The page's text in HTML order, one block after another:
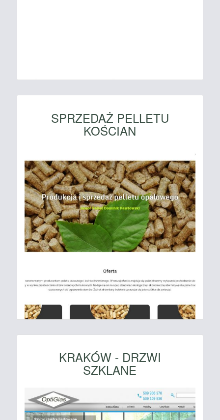
SPRZEDAŻ PELLETU
KOŚCIAN
KRAKÓW - DRZWI
SZKLANE